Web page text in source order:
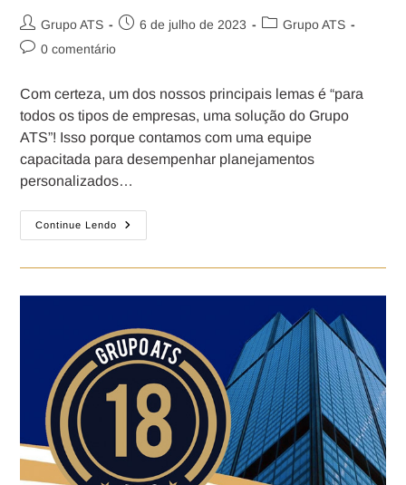
Grupo ATS 6 de julho de 2023
Grupo ATS
0 comentário
Com certeza, um dos nossos principais lemas é “para
todos os tipos de empresas, uma solução do Grupo
ATS”! Isso porque contamos com uma equipe
capacitada para desempenhar planejamentos
personalizados…
Continue Lendo